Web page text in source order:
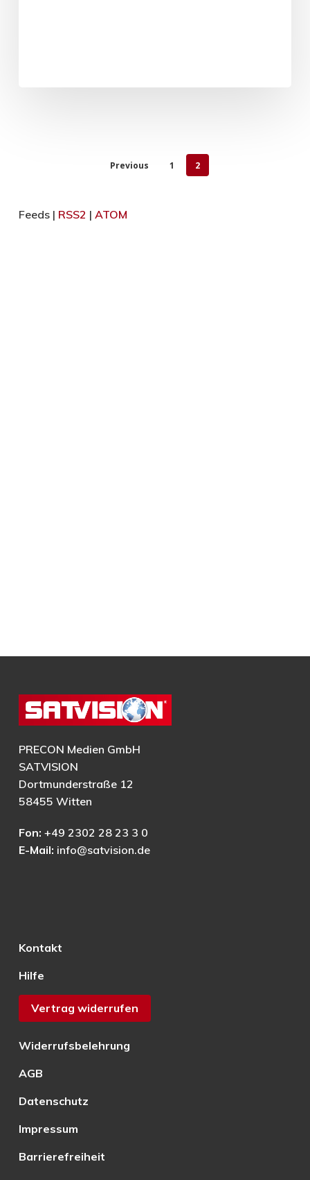
Previous 1 2
Feeds | RSS2 | ATOM
PRECON Medien GmbH
SATVISION
Dortmunderstraße 12
58455 Witten
Fon: +49 2302 28 23 3 0
E-Mail: info@satvision.de
Kontakt
Hilfe
Vertrag widerrufen
Widerrufsbelehrung
AGB
Datenschutz
Impressum
Barrierefreiheit